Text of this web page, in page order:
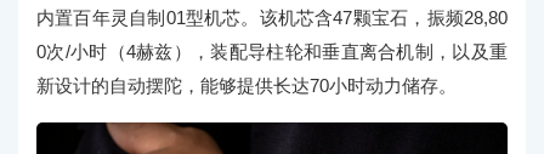
内置百年灵自制01型机芯。该机芯含47颗宝石，振频28,80
0次/小时（4赫兹），装配导柱轮和垂直离合机制，以及重
新设计的自动摆陀，能够提供长达70小时动力储存。